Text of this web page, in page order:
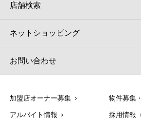
店舗検索
ネットショッピング
お問い合わせ
加盟店オーナー募集 物件募集
アルバイト情報 採用情報